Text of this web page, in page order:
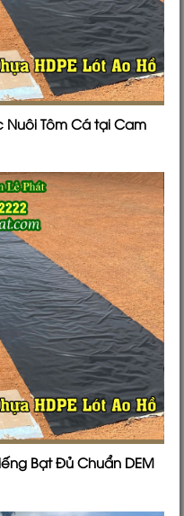
Nuôi Tôm Cá tại Cam
Bạt Đủ Chuẩn DEM